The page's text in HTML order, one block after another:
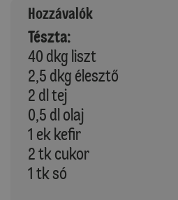
Hozzávalók
Tészta:
40 dkg liszt
2,5 dkg élesztő
2 dl tej
0,5 dl olaj
1 ek kefir
2 tk cukor
1 tk só